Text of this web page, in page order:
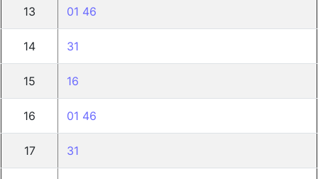
13 01 46
14 31
15 16
16 01 46
17 31